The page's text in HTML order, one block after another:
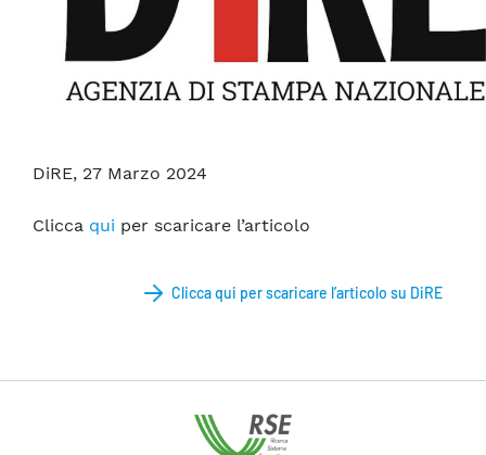
DiRE, 27 Marzo 2024
Clicca qui per scaricare l’articolo
Clicca qui per scaricare l’articolo su DiRE